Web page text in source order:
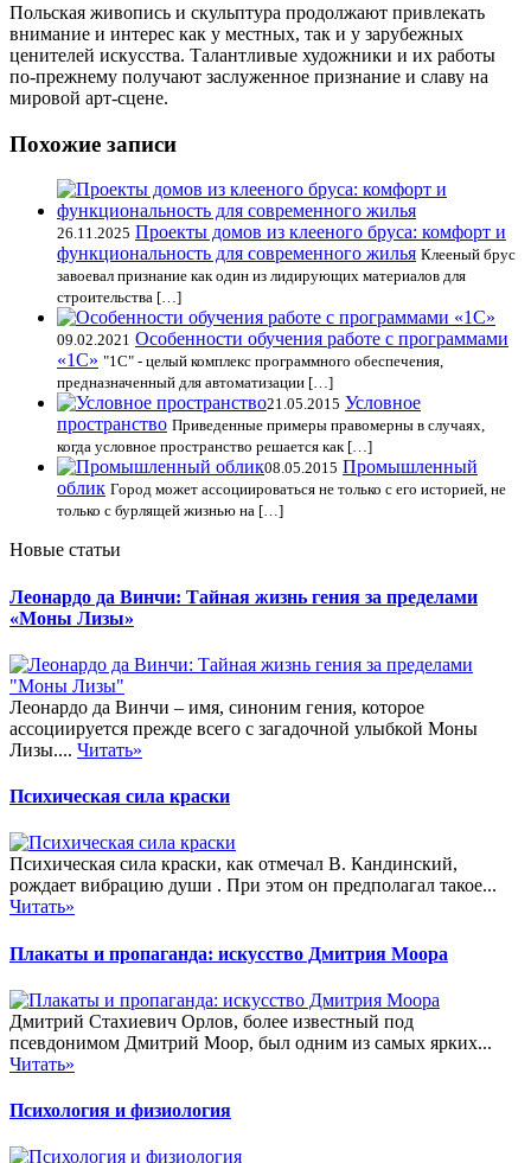
Польская живопись и скульптура продолжают привлекать
внимание и интерес как у местных, так и у зарубежных
ценителей искусства. Талантливые художники и их работы
по-прежнему получают заслуженное признание и славу на
мировой арт-сцене.
Похожие записи
26.11.2025 Проекты домов из клееного бруса: комфорт и
функциональность для современного жилья Клееный брус
завоевал признание как один из лидирующих материалов для
строительства […]
09.02.2021 Особенности обучения работе с программами
«1С» "1С" - целый комплекс программного обеспечения,
предназначенный для автоматизации […]
21.05.2015 Условное
пространство Приведенные примеры правомерны в случаях,
когда условное пространство решается как […]
08.05.2015 Промышленный
облик Город может ассоциироваться не только с его историей, не
только с бурлящей жизнью на […]
Новые статьи
Леонардо да Винчи: Тайная жизнь гения за пределами
«Моны Лизы»
Леонардо да Винчи – имя, синоним гения, которое
ассоциируется прежде всего с загадочной улыбкой Моны
Лизы.... Читать»
Психическая сила краски
Психическая сила краски, как отмечал В. Кандинский,
рождает вибрацию души . При этом он предполагал такое...
Читать»
Плакаты и пропаганда: искусство Дмитрия Моора
Дмитрий Стахиевич Орлов, более известный под
псевдонимом Дмитрий Моор, был одним из самых ярких...
Читать»
Психология и физиология